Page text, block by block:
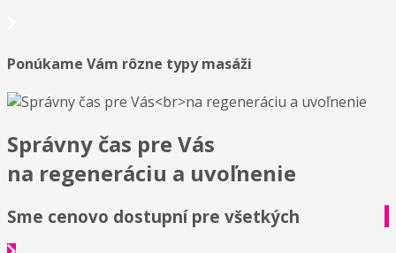
Ponúkame Vám rôzne typy masáži
Správny čas pre Vás
na regeneráciu a uvoľnenie
Sme cenovo dostupní pre všetkých